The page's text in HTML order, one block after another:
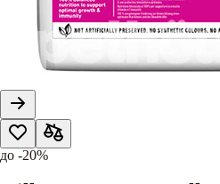
до -20%